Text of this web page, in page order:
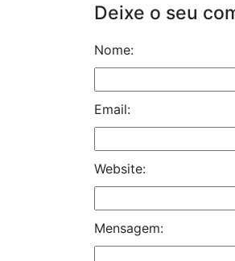
Deixe o seu
Nome:
Email:
Website:
Mensagem: